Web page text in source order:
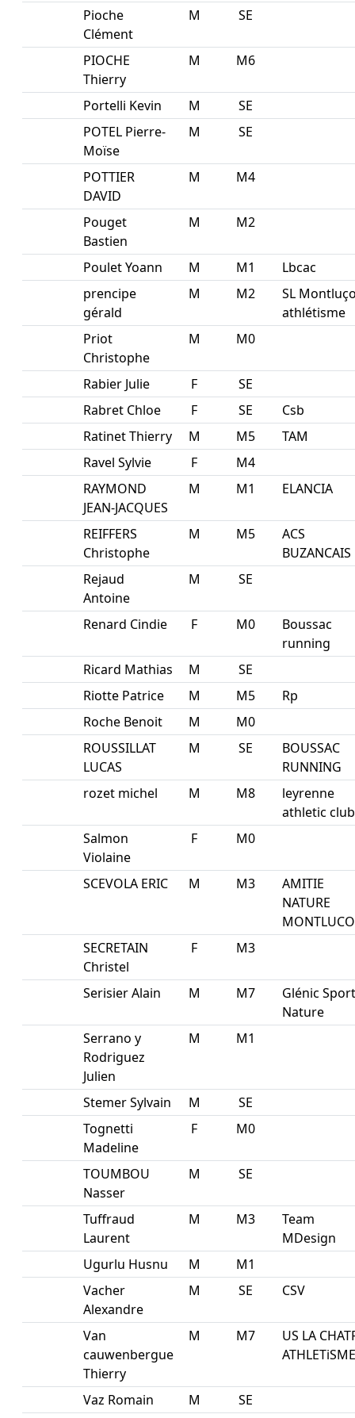
Pioche
Clément
M SE
PIOCHE
Thierry
M M6
Portelli Kevin M
SE
POTEL Pierre-
Moïse
M SE
POTTIER
DAVID
M M4
Pouget
Bastien
M M2
Poulet Yoann M M1
Lbcac
prencipe
gérald
M M2
SL
athlétisme
Priot
Christophe
M M0
Rabier Julie F
SE
Rabret Chloe
F SE
Csb
Ratinet Thierry
M M5
TAM
Ravel Sylvie
F
M4
RAYMOND
JEAN-JACQUES
M M1 ELANCIA
REIFFERS
Christophe
M M5
ACS
BUZANCAIS
Rejaud
Antoine
M SE
Renard Cindie F M0
Boussac
running
Ricard Mathias
M
SE
Riotte Patrice
M M5
Rp
Roche Benoit
M
M0
ROUSSILLAT
LUCAS
M SE
BOUSSAC
RUNNING
rozet michel
M M8
leyrenne
athletic club
Salmon
Violaine
F M0
SCEVOLA ERIC M M3
AMITIE
NATURE
SECRETAIN
Christel
F M3
Serisier Alain M M7
Glénic Sport
Nature
Serrano y
Rodriguez
Julien
M M1
Stemer Sylvain M
SE
Tognetti
Madeline
F M0
TOUMBOU
Nasser
M SE
Tuffraud
Laurent
M M3
Team
MDesign
Ugurlu Husnu
M
M1
Vacher
Alexandre
M SE CSV
Van
cauwenbergue
Thierry
M M7
US LA
ATHLETiSME
Vaz Romain M
SE